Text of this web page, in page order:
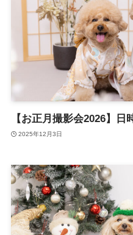
【お正月撮影会2026】
2025年12月3日